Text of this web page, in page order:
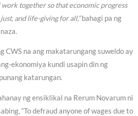
together so that economic progress
and life-giving for all,”bahagi pa ng
CWS na ang makatarungang suweldo ay
ekonomiya kundi usapin din ng
katarungan.
ng ensiklikal na Rerum Novarum ni
“To defraud anyone of wages due to